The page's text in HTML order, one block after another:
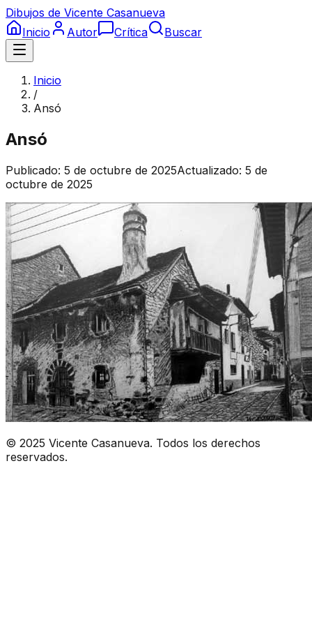
Dibujos de Vicente Casanueva
Inicio
Autor Crítica Buscar
Inicio
/
Ansó
Ansó
Publicado: 5 de octubre de 2025Actualizado: 5 de
octubre de 2025
© 2025 Vicente Casanueva. Todos los derechos
reservados.